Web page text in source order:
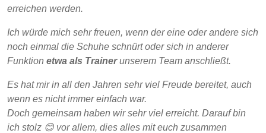
erreichen werden.
Ich würde mich sehr freuen, wenn der eine oder andere sich
noch einmal die Schuhe schnürt oder sich in anderer
Funktion etwa als Trainerunserem Team anschließt.
Es hat mir in all den Jahren sehr viel Freude bereitet, auch
wenn es nicht immer einfach war.
Doch gemeinsam haben wir sehr viel erreicht. Darauf bin
ich stolz 😊 vor allem, dies alles mit euch zusammen